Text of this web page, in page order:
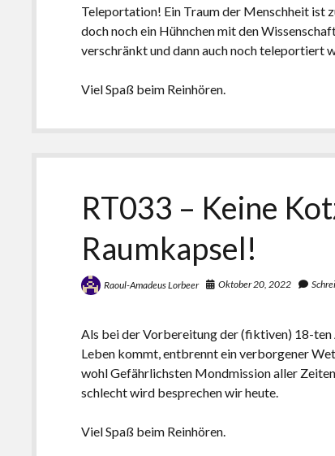
Teleportation! Ein Traum der Menschheit ist
doch noch ein Hühnchen mit den
verschränkt und dann auch noch teleportiert
Viel Spaß beim Reinhören.
RT033 – Keine
Raumkapsel!
Raoul-Amadeus Lorbeer Oktober 20, 2022
Als bei der Vorbereitung der (fiktiven) 18-ten
Leben kommt, entbrennt ein verborgener
wohl Gefährlichsten Mondmission aller
schlecht wird besprechen wir heute.
Viel Spaß beim Reinhören.